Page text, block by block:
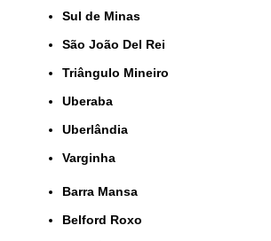
Sul de Minas
São João Del Rei
Triângulo Mineiro
Uberaba
Uberlândia
Varginha
Barra Mansa
Belford Roxo